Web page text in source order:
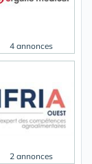
4 annonces
2 annonces